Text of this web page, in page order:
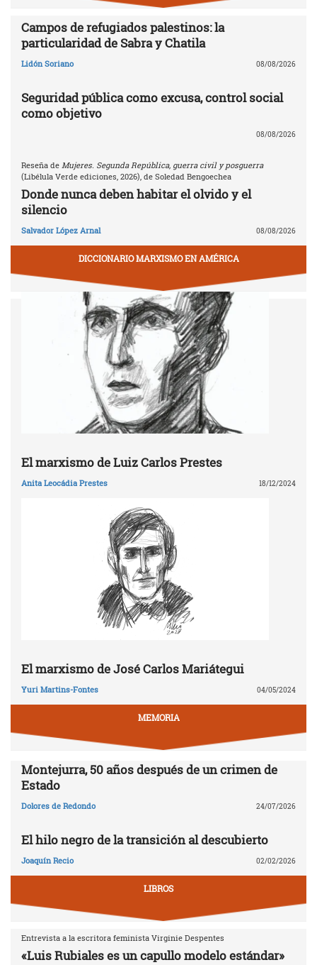
Campos de refugiados palestinos: la
particularidad de Sabra y Chatila
Lidón Soriano 08/08/2026
Seguridad pública como excusa, control social
como objetivo
08/08/2026
Reseña de Mujeres. Segunda República, guerra civil y posguerra
(Libélula Verde ediciones, 2026), de Soledad Bengoechea
Donde nunca deben habitar el olvido y el
silencio
Salvador López Arnal 08/08/2026
DICCIONARIO MARXISMO EN AMÉRICA
El marxismo de Luiz Carlos Prestes
Anita Leocádia Prestes 18/12/2024
El marxismo de José Carlos Mariátegui
Yuri Martins-Fontes 04/05/2024
MEMORIA
Montejurra, 50 años después de un crimen de
Estado
Dolores de Redondo 24/07/2026
El hilo negro de la transición al descubierto
Joaquín Recio 02/02/2026
LIBROS
Entrevista a la escritora feminista Virginie Despentes
«Luis Rubiales es un capullo modelo estándar»